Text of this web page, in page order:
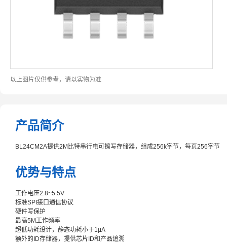
以上图片仅供参考，请以实物为准
产品简介
BL24CM2A提供2M比特串行电可擦写存储器，组成256k字节，每页256字节
优势与特点
工作电压2.8~5.5V
标准SPI接口通信协议
硬件写保护
最高5M工作频率
超低功耗设计，静态功耗小于1μA
额外的ID存储器，提供芯片ID和产品追溯